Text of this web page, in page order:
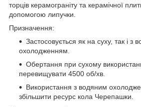
торців керамограніту та керамічної
допомогою липучки.
Призначення:
Застосовується як на суху, так і з
охолодженням.
Обертання при сухому
перевищувати 4500 об/хв.
Використання з водяним
збільшити ресурс кола Черепашки.